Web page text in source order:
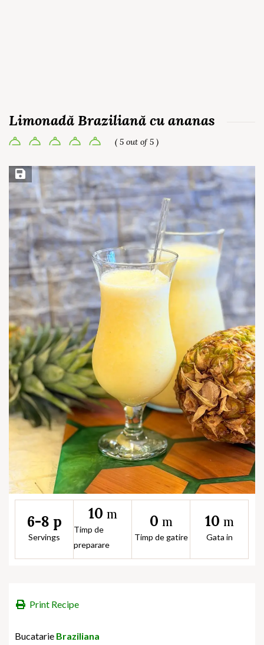
Limonadă Braziliană cu ananas
( 5 out of 5 )
Save Recipe
6-8 p
Servings
10 m
Timp de
preparare
0 m
Timp de gatire
10 m
Gata in
Print Recipe
Bucatarie Braziliana